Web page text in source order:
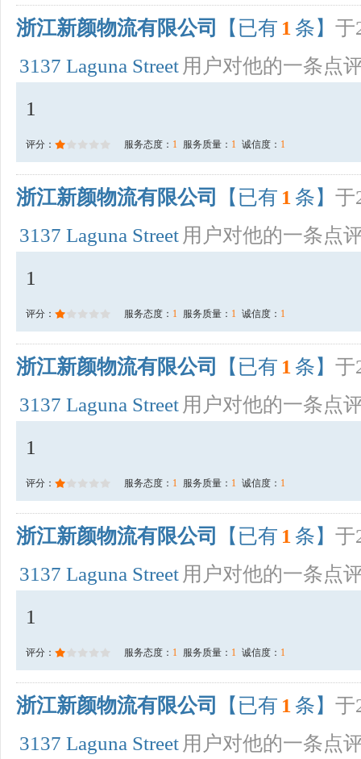
浙江新颜物流有限公司 【已有 1 条】 于
3137 Laguna Street 用户对他的一条点
1
评分： 服务态度： 1 服务质量： 1 诚信度： 1
浙江新颜物流有限公司 【已有 1 条】 于
3137 Laguna Street 用户对他的一条点
1
评分： 服务态度： 1 服务质量： 1 诚信度： 1
浙江新颜物流有限公司 【已有 1 条】 于
3137 Laguna Street 用户对他的一条点
1
评分： 服务态度： 1 服务质量： 1 诚信度： 1
浙江新颜物流有限公司 【已有 1 条】 于
3137 Laguna Street 用户对他的一条点
1
评分： 服务态度： 1 服务质量： 1 诚信度： 1
浙江新颜物流有限公司 【已有 1 条】 于
3137 Laguna Street 用户对他的一条点